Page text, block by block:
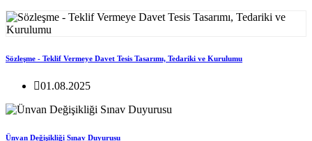
Sözleşme - Teklif Vermeye Davet Tesis Tasarımı, Tedariki ve Kurulumu
01.08.2025
Ünvan Değişikliği Sınav Duyurusu